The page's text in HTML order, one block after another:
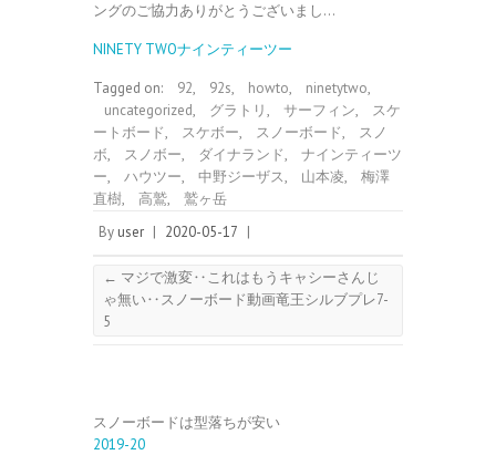
ングのご協力ありがとうございまし…
NINETY TWOナインティーツー
Tagged on: 92, 92s, howto, ninetytwo,
uncategorized, グラトリ, サーフィン,
スケ
ートボード, スケボー, スノーボード,
スノ
ボ, スノボー, ダイナランド,
ナインティーツ
ー, ハウツー, 中野ジーザス, 山本凌,
梅澤
直樹, 高鷲,
鷲ヶ岳
By user | 2020-05-17 |
← マジで激変‥これはもうキャシーさんじ
ゃ無い‥スノーボード動画竜王シルブプレ7-
5
スノーボードは型落ちが安い
2019-20